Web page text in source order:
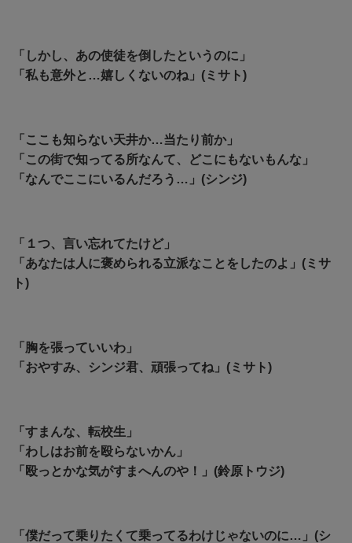
「しかし、あの使徒を倒したというのに」
「私も意外と…嬉しくないのね」(ミサト)
「ここも知らない天井か…当たり前か」
「この街で知ってる所なんて、どこにもないもんな」
「なんでここにいるんだろう…」(シンジ)
「１つ、言い忘れてたけど」
「あなたは人に褒められる立派なことをしたのよ」(ミサ
ト)
「胸を張っていいわ」
「おやすみ、シンジ君、頑張ってね」(ミサト)
「すまんな、転校生」
「わしはお前を殴らないかん」
「殴っとかな気がすまへんのや！」(鈴原トウジ)
「僕だって乗りたくて乗ってるわけじゃないのに…」(シ